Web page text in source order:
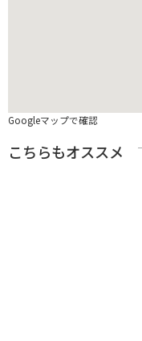
Googleマップで確認
こちらもオススメ